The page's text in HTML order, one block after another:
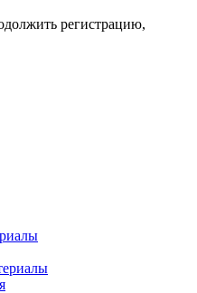
регистрацию,